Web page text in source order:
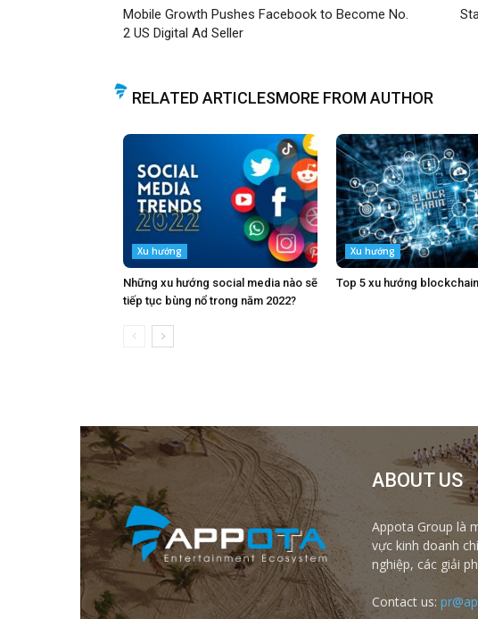
Mobile Growth Pushes Facebook to Become No.
2 US Digital Ad Seller
RELATED ARTICLESMORE FROM AUTHOR
Xu hướng
Những xu hướng social media nào sẽ
tiếp tục bùng nổ trong năm 2022?
Xu hướng
Top 5 xu hướng
ABOUT US
Appota Group là
vực kinh doanh
nghiệp, các giải
Contact us: